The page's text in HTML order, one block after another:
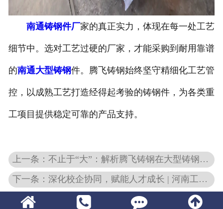
南通铸钢件厂家的真正实力，体现在每一处工艺
细节中。选对工艺过硬的厂家，才能采购到耐用靠谱
的南通大型铸钢件。腾飞铸钢始终坚守精细化工艺管
控，以成熟工艺打造经得起考验的铸钢件，为各类重
工项目提供稳定可靠的产品支持。
上一条：不止于“大”：解析腾飞铸钢在大型铸钢件领域的精密制造与尺寸稳定性控制
下一条：深化校企协同，赋能人才成长 | 河南工学院百余名师生走进腾飞铸钢